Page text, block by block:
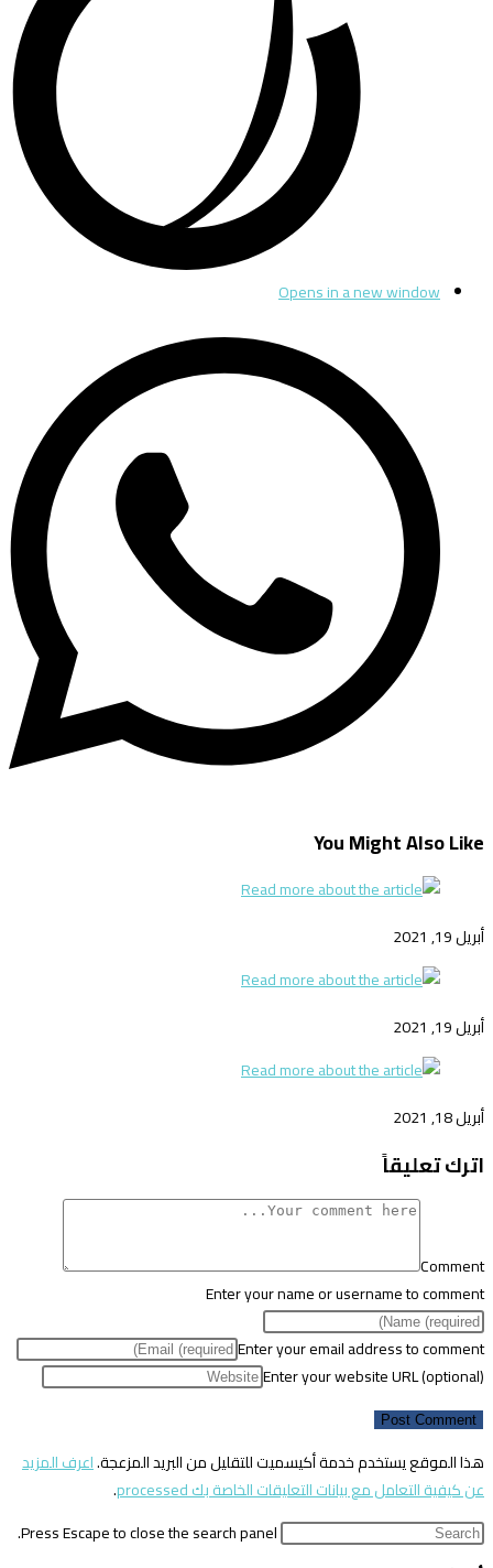
Opens in a new window
You Might Also Like
أبريل 19, 2021
أبريل 19, 2021
أبريل 18, 2021
اترك تعليقاً
Comment
Enter your name or username to comment
Enter your email address to comment
Enter your website URL (optional)
هذا الموقع يستخدم خدمة أكيسميت للتقليل من البريد المزعجة.اعرف المزيد
عن كيفية التعامل مع بيانات التعليقات الخاصة بك processed
.
Press Escape to close the search panel.